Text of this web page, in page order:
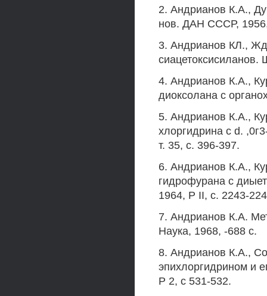
2. Андрианов К.А.,
нов. ДАН СССР,
3. Андрианов КЛ.,
сиацетоксисиланов.
4. Андрианов К.А.,
диоксолана с
5. Андрианов К.А.,
хлоргидрина с d.
т. 35, с. 396-397.
6. Андрианов К.А.,
гидрофурана с
1964, Р II, с. 2243-
7. Андрианов К.А.
Наука, 1968, -688 с.
8. Андрианов К.А.,
эпихлоргидрином и
Р 2, с 531-532.